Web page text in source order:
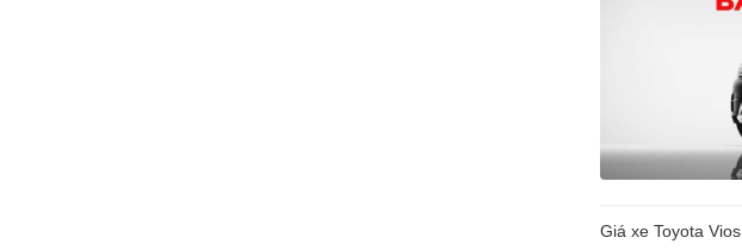
Giá xe Toyota Vios